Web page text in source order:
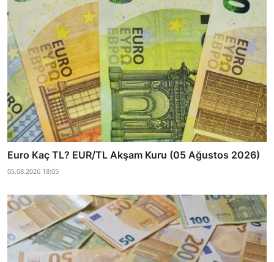
Euro Kaç TL? EUR/TL Akşam Kuru (05 Ağustos 2026)
05.08.2026 18:05